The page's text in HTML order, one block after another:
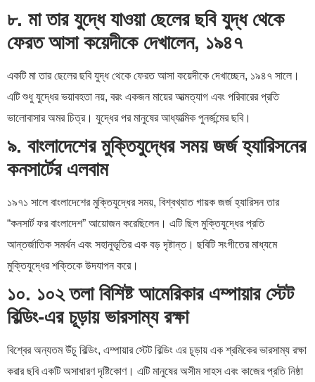
৮. মা তার যুদ্ধে যাওয়া ছেলের ছবি যুদ্ধ থেকে
ফেরত আসা কয়েদীকে দেখালেন, ১৯৪৭
একটি মা তার ছেলের ছবি যুদ্ধ থেকে ফেরত আসা কয়েদীকে দেখাচ্ছেন, ১৯৪৭ সালে।
এটি শুধু যুদ্ধের ভয়াবহতা নয়, বরং একজন মায়ের আত্মত্যাগ এবং পরিবারের প্রতি
ভালোবাসার অমর চিত্র। যুদ্ধের পর মানুষের আধ্যাত্মিক পুনর্জন্মের ছবি।
৯. বাংলাদেশের মুক্তিযুদ্ধের সময় জর্জ হ্যারিসনের
কনসার্টের এলবাম
১৯৭১ সালে বাংলাদেশের মুক্তিযুদ্ধের সময়, বিশ্বখ্যাত গায়ক জর্জ হ্যারিসন তার
“কনসার্ট ফর বাংলাদেশ” আয়োজন করেছিলেন। এটি ছিল মুক্তিযুদ্ধের প্রতি
আন্তর্জাতিক সমর্থন এবং সহানুভূতির এক বড় দৃষ্টান্ত। ছবিটি সংগীতের মাধ্যমে
মুক্তিযুদ্ধের শক্তিকে উদযাপন করে।
১০. ১০২ তলা বিশিষ্ট আমেরিকার এম্পায়ার স্টেট
বিল্ডিং-এর চূড়ায় ভারসাম্য রক্ষা
বিশ্বের অন্যতম উঁচু বিল্ডিং, এম্পায়ার স্টেট বিল্ডিং এর চূড়ায় এক শ্রমিকের ভারসাম্য রক্ষা
করার ছবি একটি অসাধারণ দৃষ্টিকোণ। এটি মানুষের অসীম সাহস এবং কাজের প্রতি নিষ্ঠা